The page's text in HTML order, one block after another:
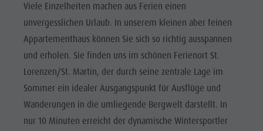
Viele Einzelheiten machen aus Ferien einen
unvergesslichen Urlaub. In unserem kleinen aber feinen
Appartementhaus können Sie sich so richtig ausspannen
und erholen. Sie finden uns im schönen Ferienort St.
Lorenzen/St. Martin, der durch seine zentrale Lage im
Sommer ein idealer Ausgangspunkt für Ausflüge und
Wanderungen in die umliegende Bergwelt darstellt. In
nur 10 Minuten erreicht der dynamische Wintersportler